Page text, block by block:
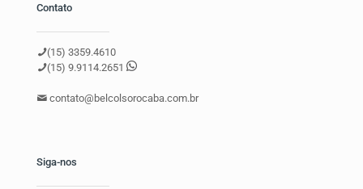
Contato
(15) 3359.4610
(15) 9.9114.2651
contato@belcolsorocaba.com.br
Siga-nos